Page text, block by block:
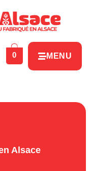
0 MENU
Alsace